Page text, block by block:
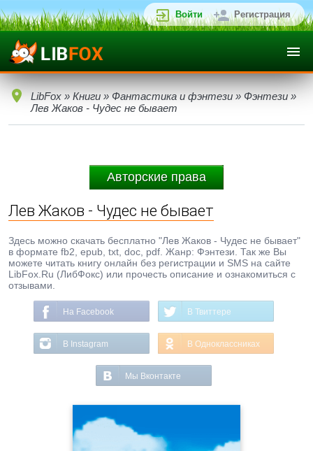
Войти Регистрация
LibFox » Книги » Фантастика и фэнтези » Фэнтези »
Лев Жаков - Чудес не бывает
Авторские права
Лев Жаков - Чудес не бывает
Здесь можно скачать бесплатно "Лев Жаков - Чудес не бывает"
в формате fb2, epub, txt, doc, pdf. Жанр: Фэнтези. Так же Вы
можете читать книгу онлайн без регистрации и SMS на сайте
LibFox.Ru (ЛибФокс) или прочесть описание и ознакомиться с
отзывами.
На Facebook В Твиттере
В Instagram В Одноклассниках
Мы Вконтакте